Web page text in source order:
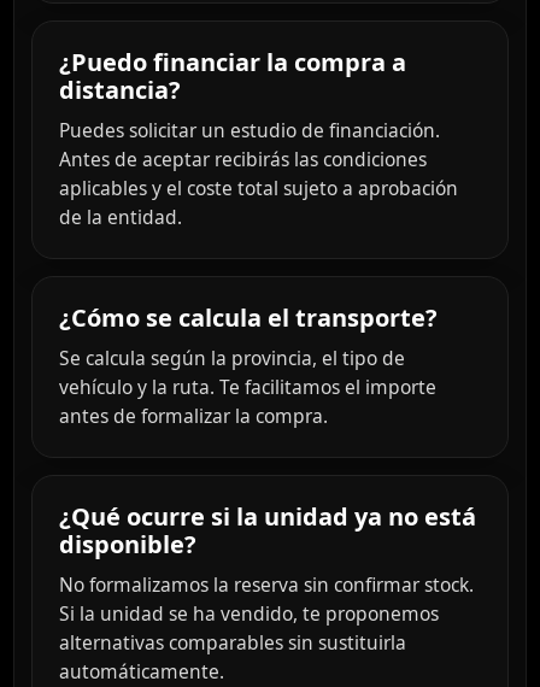
¿Puedo financiar la compra a
distancia?
Puedes solicitar un estudio de financiación.
Antes de aceptar recibirás las condiciones
aplicables y el coste total sujeto a aprobación
de la entidad.
¿Cómo se calcula el transporte?
Se calcula según la provincia, el tipo de
vehículo y la ruta. Te facilitamos el importe
antes de formalizar la compra.
¿Qué ocurre si la unidad ya no está
disponible?
No formalizamos la reserva sin confirmar stock.
Si la unidad se ha vendido, te proponemos
alternativas comparables sin sustituirla
automáticamente.